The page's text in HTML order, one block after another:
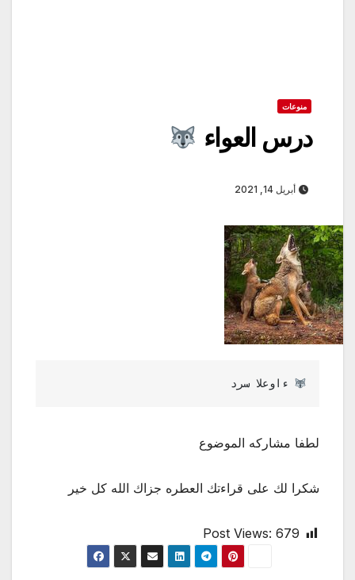
منوعات
درس العواء
أبريل 14, 2021
درس العواء
لطفا مشاركه الموضوع
شكرا لك على قراءتك العطره جزاك الله كل خير
Post Views: 679